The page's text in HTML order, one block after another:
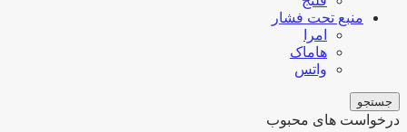
منبع تحت فشار
امرا
هاماک
واتس
جستجو
درخواست های محبوب